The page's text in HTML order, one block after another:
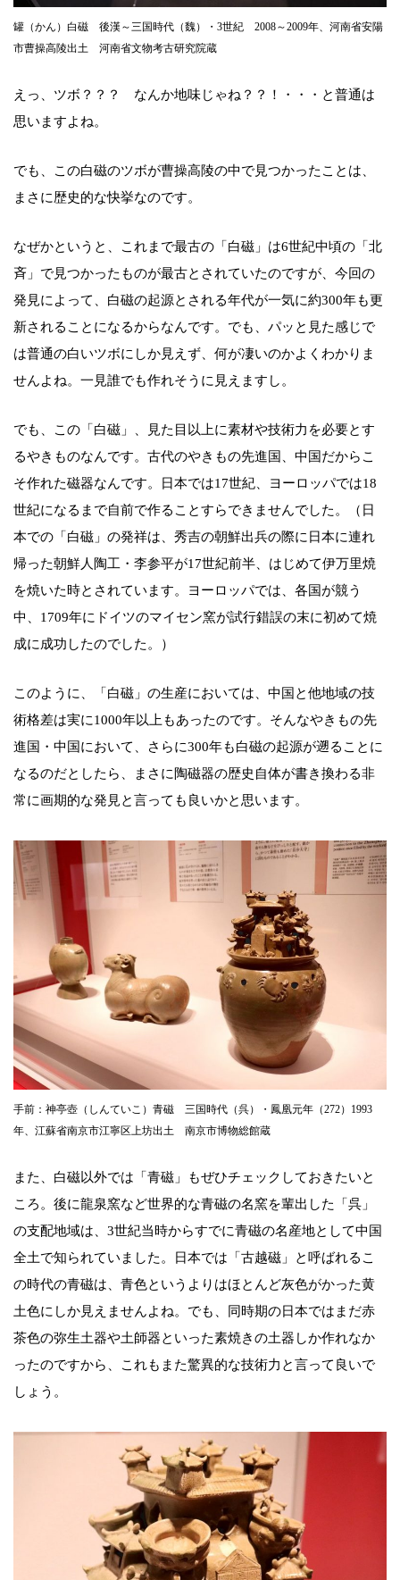
罐（かん）白磁 後漢～三国時代（魏）・3世紀 2008～2009年、河南省安陽
市曹操高陵出土 河南省文物考古研究院蔵
えっ、ツボ？？？ なんか地味じゃね？？！・・・と普通は
思いますよね。
でも、この白磁のツボが曹操高陵の中で見つかったことは、
まさに歴史的な快挙なのです。
なぜかというと、これまで最古の「白磁」は6世紀中頃の「北
斉」で見つかったものが最古とされていたのですが、今回の
発見によって、白磁の起源とされる年代が一気に約300年も更
新されることになるからなんです。でも、パッと見た感じで
は普通の白いツボにしか見えず、何が凄いのかよくわかりま
せんよね。一見誰でも作れそうに見えますし。
でも、この「白磁」、見た目以上に素材や技術力を必要とす
るやきものなんです。古代のやきもの先進国、中国だからこ
そ作れた磁器なんです。日本では17世紀、ヨーロッパでは18
世紀になるまで自前で作ることすらできませんでした。（日
本での「白磁」の発祥は、秀吉の朝鮮出兵の際に日本に連れ
帰った朝鮮人陶工・李参平が17世紀前半、はじめて伊万里焼
を焼いた時とされています。ヨーロッパでは、各国が競う
中、1709年にドイツのマイセン窯が試行錯誤の末に初めて焼
成に成功したのでした。）
このように、「白磁」の生産においては、中国と他地域の技
術格差は実に1000年以上もあったのです。そんなやきもの先
進国・中国において、さらに300年も白磁の起源が遡ることに
なるのだとしたら、まさに陶磁器の歴史自体が書き換わる非
常に画期的な発見と言っても良いかと思います。
手前：神亭壺（しんていこ）青磁 三国時代（呉）・鳳凰元年（272）1993
年、江蘇省南京市江寧区上坊出土 南京市博物総館蔵
また、白磁以外では「青磁」もぜひチェックしておきたいと
ころ。後に龍泉窯など世界的な青磁の名窯を輩出した「呉」
の支配地域は、3世紀当時からすでに青磁の名産地として中国
全土で知られていました。日本では「古越磁」と呼ばれるこ
の時代の青磁は、青色というよりはほとんど灰色がかった黄
土色にしか見えませんよね。でも、同時期の日本ではまだ赤
茶色の弥生土器や土師器といった素焼きの土器しか作れなか
ったのですから、これもまた驚異的な技術力と言って良いで
しょう。